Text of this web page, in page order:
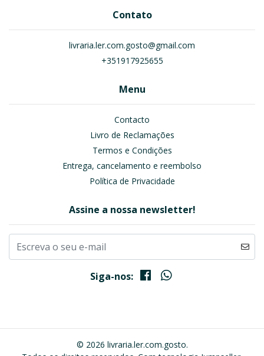
Contato
livraria.ler.com.gosto@gmail.com
+351917925655
Menu
Contacto
Livro de Reclamações
Termos e Condições
Entrega, cancelamento e reembolso
Política de Privacidade
Assine a nossa newsletter!
Siga-nos:
© 2026 livraria.ler.com.gosto.